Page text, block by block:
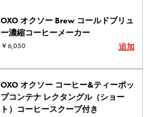
OXO オクソー Brew コールドブリュ
ー濃縮コーヒーメーカー
￥6,050 追加
OXO オクソー コーヒー&ティーポッ
プコンテナ レクタングル（ショー
ト）コーヒースクープ付き